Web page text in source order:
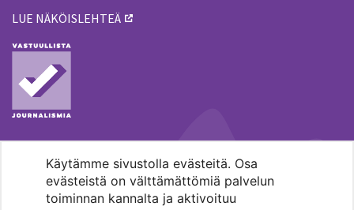
Käytämme sivustolla evästeitä. Osa
evästeistä on välttämättömiä palvelun
toiminnan kannalta ja aktivoituu
LUE NÄKÖISLEHTEÄ
MENOHAKU